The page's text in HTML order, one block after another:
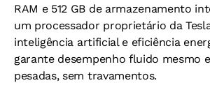
RAM e 512 GB de armazenamento
um processador proprietário da
inteligência artificial e eficiência
garante desempenho fluido mesmo
pesadas, sem travamentos.